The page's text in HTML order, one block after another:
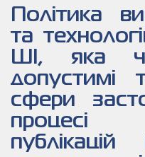
Політика
та
ШІ, яка
допустимі
сфери
процесі